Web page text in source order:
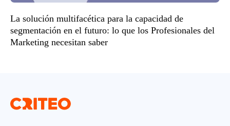
La solución multifacética para la capacidad de
segmentación en el futuro: lo que los Profesionales del
Marketing necesitan saber